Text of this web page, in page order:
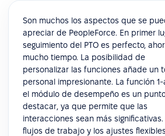
Son muchos los aspectos que se
apreciar de PeopleForce. En primer
seguimiento del PTO es perfecto,
mucho tiempo. La posibilidad de
personalizar las funciones añade un
personal impresionante. La función 1-
el módulo de desempeño es un
destacar, ya que permite que las
interacciones sean más significativas.
flujos de trabajo y los ajustes